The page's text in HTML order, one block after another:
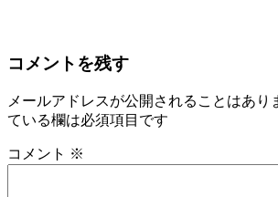
コメントを残す
メールアドレスが公開されることはあり
ている欄は必須項目です
コメント ※